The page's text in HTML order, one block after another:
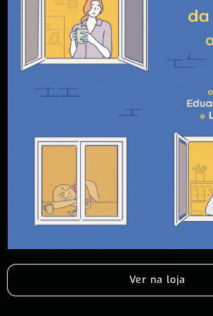
Ver na loja